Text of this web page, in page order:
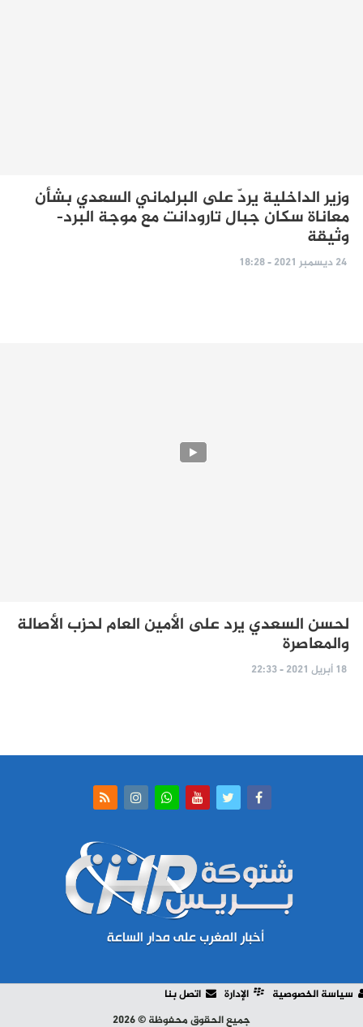
وزير الداخلية يردّ على البرلماني السعدي بشأن
معاناة سكان جبال تارودانت مع موجة البرد-
وثيقة
24 ديسمبر 2021 - 18:28
لحسن السعدي يرد على الأمين العام لحزب الأصالة
والمعاصرة
18 أبريل 2021 - 22:33
سياسة الخصوصية الإدارة
اتصل بنا
جميع الحقوق محفوظة © 2026